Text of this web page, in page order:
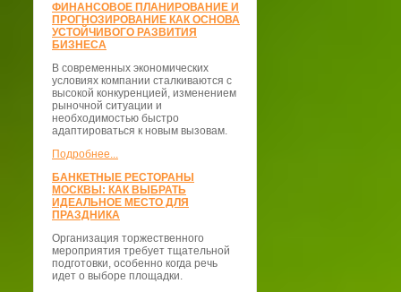
ФИНАНСОВОЕ ПЛАНИРОВАНИЕ И
ПРОГНОЗИРОВАНИЕ КАК ОСНОВА
УСТОЙЧИВОГО РАЗВИТИЯ
БИЗНЕСА
В современных экономических
условиях компании сталкиваются с
высокой конкуренцией, изменением
рыночной ситуации и
необходимостью быстро
адаптироваться к новым вызовам.
Подробнее...
БАНКЕТНЫЕ РЕСТОРАНЫ
МОСКВЫ: КАК ВЫБРАТЬ
ИДЕАЛЬНОЕ МЕСТО ДЛЯ
ПРАЗДНИКА
Организация торжественного
мероприятия требует тщательной
подготовки, особенно когда речь
идет о выборе площадки.